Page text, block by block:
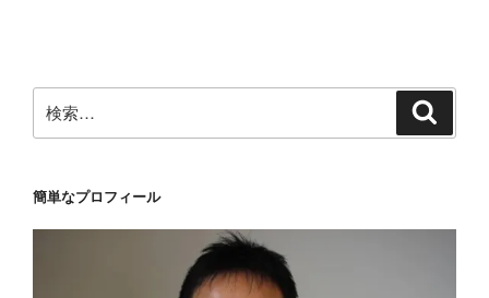
索:
簡単なプロフィール